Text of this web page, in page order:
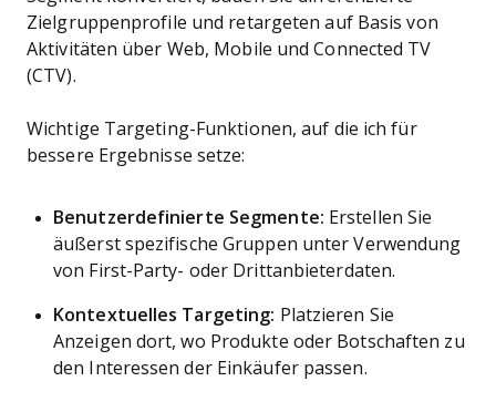
Zielgruppenprofile und retargeten auf Basis von
Aktivitäten über Web, Mobile und Connected TV
(CTV).
Wichtige Targeting-Funktionen, auf die ich für
bessere Ergebnisse setze:
Benutzerdefinierte Segmente: Erstellen Sie
äußerst spezifische Gruppen unter Verwendung
von First-Party- oder Drittanbieterdaten.
Kontextuelles Targeting: Platzieren Sie
Anzeigen dort, wo Produkte oder Botschaften zu
den Interessen der Einkäufer passen.